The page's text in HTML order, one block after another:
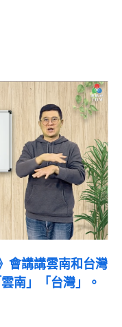
會講講雲南和台灣
南」「台灣」。